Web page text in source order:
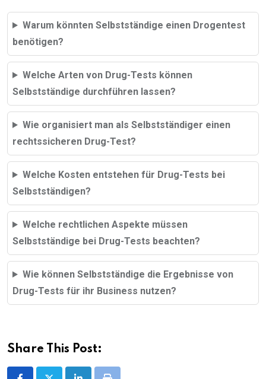
Warum könnten Selbstständige einen Drogentest
benötigen?
Welche Arten von Drug-Tests können
Selbstständige durchführen lassen?
Wie organisiert man als Selbstständiger einen
rechtssicheren Drug-Test?
Welche Kosten entstehen für Drug-Tests bei
Selbstständigen?
Welche rechtlichen Aspekte müssen
Selbstständige bei Drug-Tests beachten?
Wie können Selbstständige die Ergebnisse von
Drug-Tests für ihr Business nutzen?
Share This Post: